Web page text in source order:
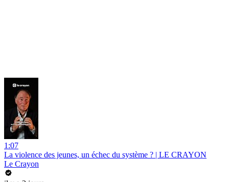
1:07
La violence des jeunes, un échec du système ? | LE CRAYON
Le Crayon